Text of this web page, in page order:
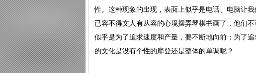
性。这种现象的出现，表面上似乎是电话、电脑让
已容不得文人有从容的心境摆弄琴棋书画了，他们不
似乎是为了追求速度和产量，要不断地向前；为了
的文化是没有个性的摩登还是整体的单调呢？